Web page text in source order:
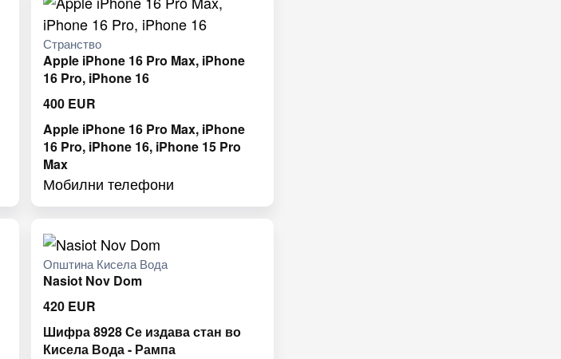
Странство
Apple iPhone 16 Pro Max, iPhone
16 Pro, iPhone 16
400 EUR
Apple iPhone 16 Pro Max, iPhone
16 Pro, iPhone 16, iPhone 15 Pro
Max
Мобилни телефони
Општина Кисела Вода
Nasiot Nov Dom
420 EUR
Шифра 8928 Се издава стан во
Кисела Вода - Рампа